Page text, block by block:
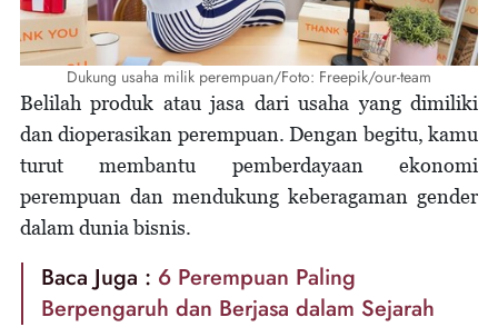
Dukung usaha milik perempuan/Foto: Freepik/our-team
Belilah produk atau jasa dari usaha yang dimiliki
dan dioperasikan perempuan. Dengan begitu, kamu
turut membantu pemberdayaan ekonomi
perempuan dan mendukung keberagaman gender
dalam dunia bisnis.
Baca Juga : 6 Perempuan Paling
Berpengaruh dan Berjasa dalam Sejarah